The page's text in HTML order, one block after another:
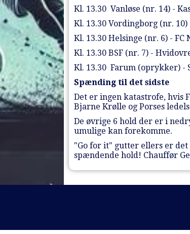
Kl. 13.30 Vanløse (nr. 14) -
Kl. 13.30 Vordingborg (nr.
Kl. 13.30 Helsinge (nr. 6) - FC
Kl. 13.30 BSF (nr. 7) -
Kl. 13.30 Farum (oprykker) -
Spænding til det sidste
Det er ingen katastrofe, hvis
Bjarne Krølle og Porses
De øvrige 6 hold der er i
umulige kan forekomme.
"Go for it" gutter ellers er
spændende hold! Chauffør